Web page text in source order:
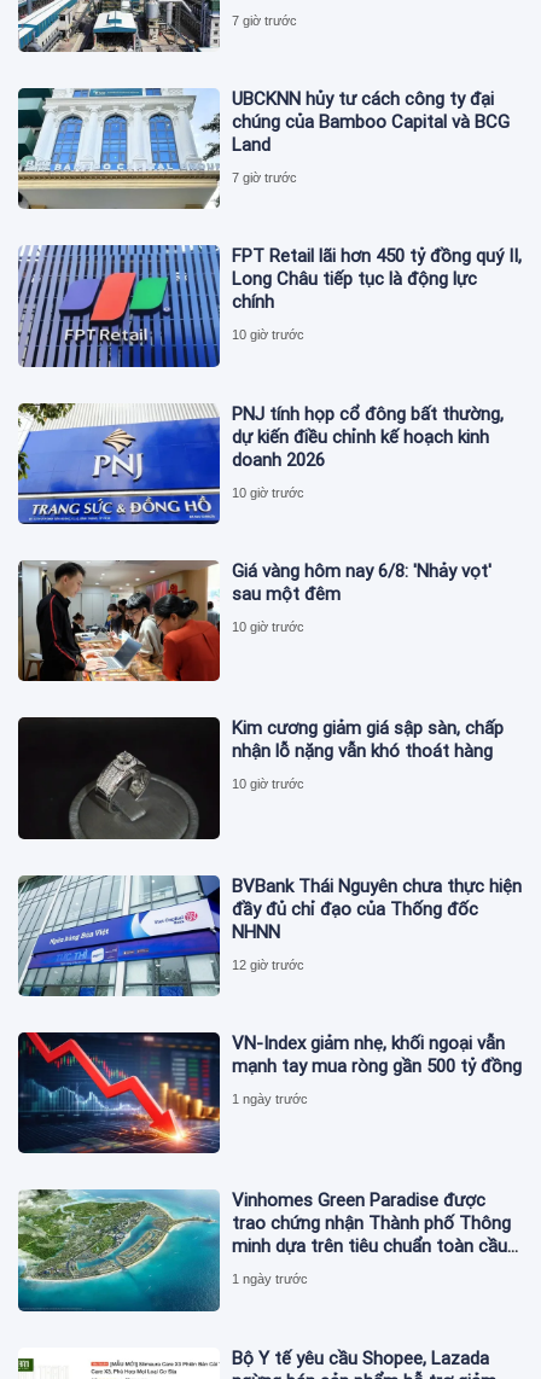
7 giờ trước
UBCKNN hủy tư cách công ty đại
chúng của Bamboo Capital và BCG
Land
7 giờ trước
FPT Retail lãi hơn 450 tỷ đồng quý II,
Long Châu tiếp tục là động lực
chính
10 giờ trước
PNJ tính họp cổ đông bất thường,
dự kiến điều chỉnh kế hoạch kinh
doanh 2026
10 giờ trước
Giá vàng hôm nay 6/8: 'Nhảy vọt'
sau một đêm
10 giờ trước
Kim cương giảm giá sập sàn, chấp
nhận lỗ nặng vẫn khó thoát hàng
10 giờ trước
BVBank Thái Nguyên chưa thực hiện
đầy đủ chỉ đạo của Thống đốc
NHNN
12 giờ trước
VN-Index giảm nhẹ, khối ngoại vẫn
mạnh tay mua ròng gần 500 tỷ đồng
1 ngày trước
Vinhomes Green Paradise được
trao chứng nhận Thành phố Thông
minh dựa trên tiêu chuẩn toàn cầu
ISO 37122
1 ngày trước
Bộ Y tế yêu cầu Shopee, Lazada